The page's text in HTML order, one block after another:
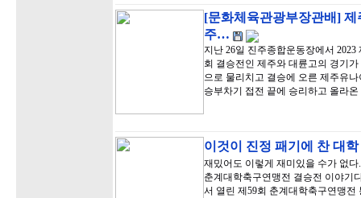
[문화체육관광부장관배]
주…
지난 26일 진주종합운동장에서
회 결승전인 제주와 대륜고의 경기
으로 물리치고 결승에 오른 제주유
승부차기 접전 끝에 승리하고 올라
이것이 진정 패기에 찬 대
재밌어도 이렇게 재미있을 수가 없
춘계대학축구연맹전 결승전 이야기
서 열린 제59회 춘계대학축구연맹